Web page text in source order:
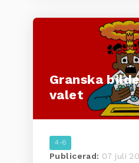
Granska
valet
4-6
Publicerad: 07 juli